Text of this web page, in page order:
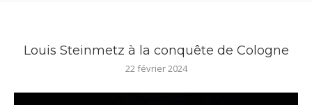
Louis Steinmetz à la conquête de Cologne
22 février 2024